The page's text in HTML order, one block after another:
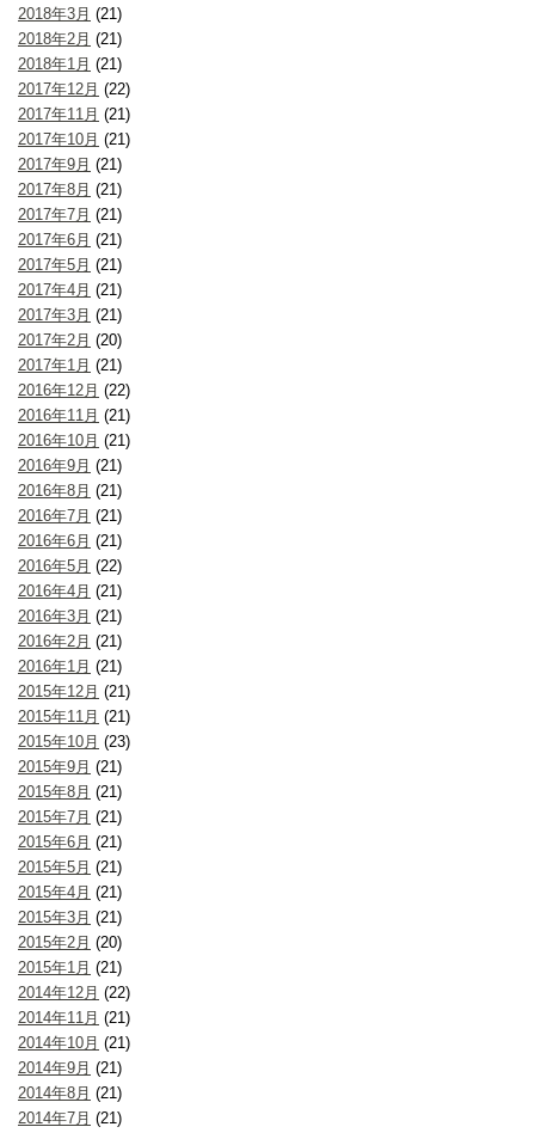
2018年3月 (21)
2018年2月 (21)
2018年1月 (21)
2017年12月 (22)
2017年11月 (21)
2017年10月 (21)
2017年9月 (21)
2017年8月 (21)
2017年7月 (21)
2017年6月 (21)
2017年5月 (21)
2017年4月 (21)
2017年3月 (21)
2017年2月 (20)
2017年1月 (21)
2016年12月 (22)
2016年11月 (21)
2016年10月 (21)
2016年9月 (21)
2016年8月 (21)
2016年7月 (21)
2016年6月 (21)
2016年5月 (22)
2016年4月 (21)
2016年3月 (21)
2016年2月 (21)
2016年1月 (21)
2015年12月 (21)
2015年11月 (21)
2015年10月 (23)
2015年9月 (21)
2015年8月 (21)
2015年7月 (21)
2015年6月 (21)
2015年5月 (21)
2015年4月 (21)
2015年3月 (21)
2015年2月 (20)
2015年1月 (21)
2014年12月 (22)
2014年11月 (21)
2014年10月 (21)
2014年9月 (21)
2014年8月 (21)
2014年7月 (21)